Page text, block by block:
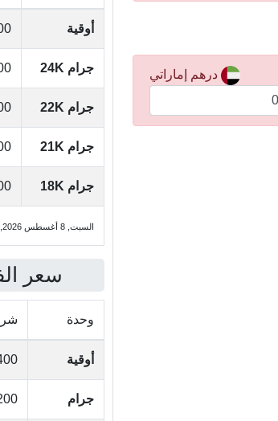
درهم إماراتي
أوقية
جرام 24K
جرام 22K
جرام 21K
جرام 18K
السبت, 8 أغسطس 2026, 10:30 ص
سعر
وحدة
أوقية
جرام